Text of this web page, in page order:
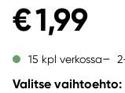
€ 1,99
15 kpl verkossa
Valitse vaihtoehto: